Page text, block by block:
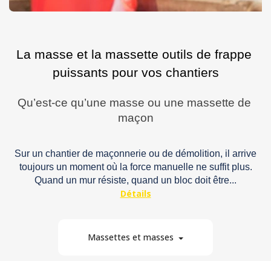
La masse et la massette outils de frappe
puissants pour vos chantiers
Qu’est-ce qu’une masse ou une massette de
maçon
Sur un chantier de maçonnerie ou de démolition, il arrive
toujours un moment où la force manuelle ne suffit plus.
Quand un mur résiste, quand un bloc doit être...
En stock 6 Par prix
Massettes et masses